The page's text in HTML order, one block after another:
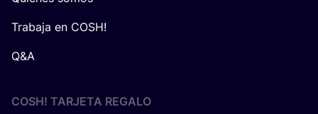
Trabaja en COSH!
Q&A
COSH! TARJETA REGALO